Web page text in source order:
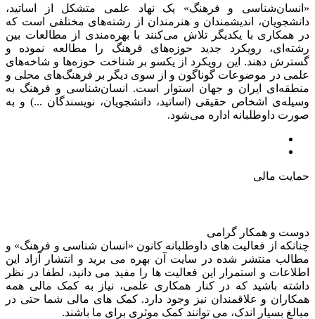
«انسان‌شناسی و فرهنگ» یک نهاد علمی متشکل از اساتید،
دانشجویان، اندیشمندان و هنرمندان از رشته‌های مختلفی است که
در همکاری با یکدیگر تلاش می‌کنند با بهره‌مندی از مطالعات بین
رشته‌ای، رویکرد جدید حوزه‌های فرهنگ را مطالعه نموده و
گسترش دهند. این رویکرد از یکسو بر شناخت حوزه‌ها و شاخه‌های
علمی در موضوعات گوناگون و از سوی دیگر بر فرهنگ‌های محلی و
منطقه‌ای ایران و جهان استوار است. انسان‌شناسی و فرهنگ به
وسیله‌ی اشخاص حقیقی (اساتید، دانشجویان، نویسندگان ...) و به
صورت داوطلبانه اداره می‌شود.
حمایت مالی
دوست و همکار گرامی
چنانکه از فعالیت های داوطلبانه کانون «انسان شناسی و فرهنگ» و
مطالب منتشر شده در سایت آن بهره می برید و انتشار آزاد این
اطلاعات و استمرار این فعالیت ها را مفید می دانید، لطفا در نظر
داشته باشید که در کنار همکاری علمی، نیاز به کمک مالی همه
همکاران و علاقمندان نیز وجود دارد. کمک های مالی شما حتی در
مبالغ بسیار اندک، می توانند کمک موثری برای ما باشند.